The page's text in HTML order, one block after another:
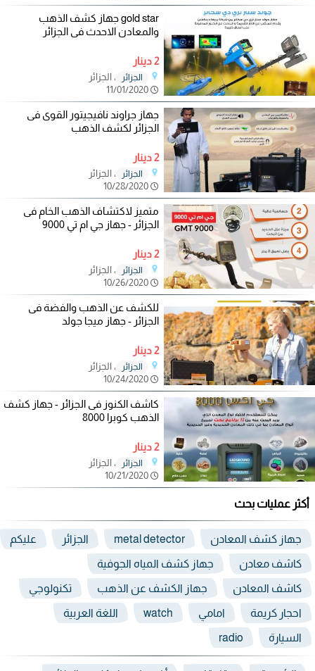
gold star جهاز كشف الذهب
والمعادن الاحدث فى الجزائر
2 دينار
الجزائر
، الجزائر
11/01/2020
جهاز جراوند نافيجيتور القوى فى
الجزائر لكشف الذهب
2 دينار
الجزائر
، الجزائر
10/28/2020
متميز لاكتشاف الذهب الخام فى
الجزائر - جهاز جي ام تي 9000
2 دينار
الجزائر
، الجزائر
10/26/2020
للكشف عن الذهب والفضة فى
الجزائر - جهاز ميجا جولد
2 دينار
الجزائر
، الجزائر
10/24/2020
كاشف الكنوز فى الجزائر - جهاز كشف
الذهب كوبرا 8000
2 دينار
الجزائر
، الجزائر
10/21/2020
أكثر عمليات بحث
جهاز كشف المعادن metal detector الجزائر عليكم
كاشف معادن جهاز كشف المياه الجوفية
كاشف المعادن جهاز الكشف عن الذهب تكنولوجي
احجار كريمة امامي watch اللغة العربية
السيارة radio